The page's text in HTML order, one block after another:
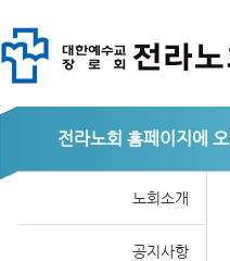
전라노회
노회소개
공지사항